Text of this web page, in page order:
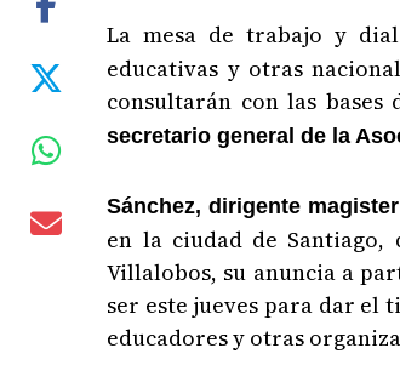
La mesa de trabajo y
educativas y otras
consultarán con las
secretario general de la
Sánchez, dirigente
en la ciudad de
Villalobos, su anuncia a
ser este jueves para dar el
educadores y otras